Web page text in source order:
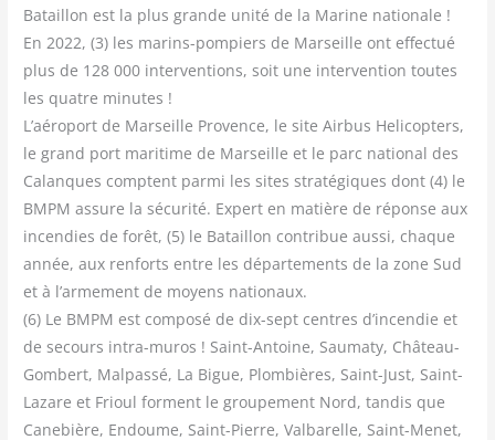
Bataillon est la plus grande uni­té de la Marine natio­nale !
En 2022, (3) les marins-pom­piers de Mar­seille ont effec­tué
plus de 128 000 inter­ven­tions, soit une inter­ven­tion toutes
les quatre minutes !
L’aéroport de Mar­seille Pro­vence, le site Air­bus Heli­cop­ters,
le grand port mari­time de Mar­seille et le parc natio­nal des
Calanques comptent par­mi les sites stra­té­giques dont (4) le
BMPM assure la sécu­ri­té. Expert en matière de réponse aux
incen­dies de forêt, (5) le Bataillon contri­bue aus­si, chaque
année, aux ren­forts entre les dépar­te­ments de la zone Sud
et à l’armement de moyens natio­naux.
(6) Le BMPM est com­po­sé de dix-sept centres d’incendie et
de secours intra-muros ! Saint-Antoine, Sau­ma­ty, Châ­teau-
Gom­bert, Mal­pas­sé, La Bigue, Plom­bières, Saint-Just, Saint-
Lazare et Frioul forment le grou­pe­ment Nord, tan­dis que
Cane­bière, Endoume, Saint-Pierre, Val­ba­relle, Saint-Menet,